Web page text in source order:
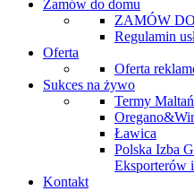
Zamów do domu
ZAMÓW
Regulamin
Oferta
Oferta
Sukces na żywo
Termy
Ławica
Polska Izba
Eksporterów
Kontakt